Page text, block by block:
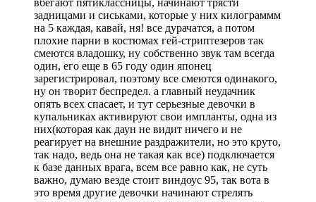
вбегают пятиклассницы, начинают трясти
задницами и сиськами, которые у них килограммм
на 5 каждая, кавай, ня! все дурачатся, а потом
плохие парни в костюмах гей-стриптезеров так
смеются владошку, ну собственно звук там всегда
один, его еще в 65 году один японец
зарегистрировал, поэтому все смеются одинакого,
ну он творит беспредел. а главный неудачник
опять всех спасает, и тут серьезные девочки в
купальниках активируют свои импланты, одна из
них(которая как даун не видит ничего и не
реагирует на внешние раздражители, но это круто,
так надо, ведь она не такая как все) подключается
к базе данных врага, всем все равно как, не суть
важно, думаю везде стоит виндоус 95, так вота в
это время другие девочки начинают стрелять